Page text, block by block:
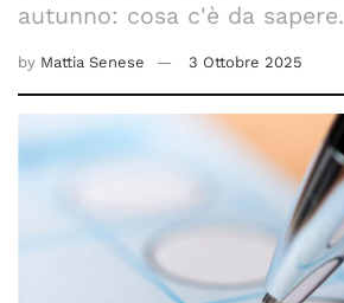
autunno: cosa c'è da sapere.
by Mattia Senese 3 Ottobre 2025